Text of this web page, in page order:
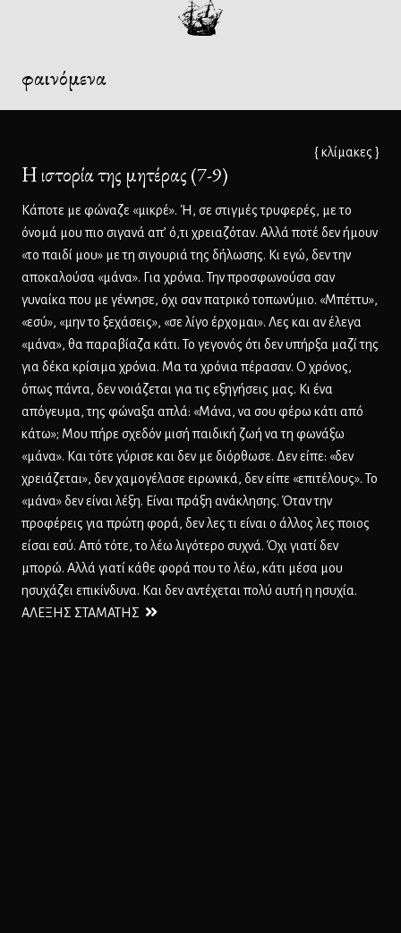
φαινόμενα
{ κλίμακες }
Η ιστορία της μητέρας (7-9)
Κάποτε με φώναζε «μικρέ». Ή, σε στιγμές τρυφερές, με το
όνομά μου πιο σιγανά απ’ ό,τι χρειαζόταν. Αλλά ποτέ δεν ήμουν
«το παιδί μου» με τη σιγουριά της δήλωσης. Κι εγώ, δεν την
αποκαλούσα «μάνα». Για χρόνια. Την προσφωνούσα σαν
γυναίκα που με γέννησε, όχι σαν πατρικό τοπωνύμιο. «Μπέττυ»,
«εσύ», «μην το ξεχάσεις», «σε λίγο έρχομαι». Λες και αν έλεγα
«μάνα», θα παραβίαζα κάτι. Το γεγονός ότι δεν υπήρξα μαζί της
για δέκα κρίσιμα χρόνια. Μα τα χρόνια πέρασαν. Ο χρόνος,
όπως πάντα, δεν νοιάζεται για τις εξηγήσεις μας. Κι ένα
απόγευμα, της φώναξα απλά: «Μάνα, να σου φέρω κάτι από
κάτω»; Μου πήρε σχεδόν μισή παιδική ζωή να τη φωνάξω
«μάνα». Και τότε γύρισε και δεν με διόρθωσε. Δεν είπε: «δεν
χρειάζεται», δεν χαμογέλασε ειρωνικά, δεν είπε «επιτέλους». Το
«μάνα» δεν είναι λέξη. Είναι πράξη ανάκλησης. Όταν την
προφέρεις για πρώτη φορά, δεν λες τι είναι ο άλλος λες ποιος
είσαι εσύ. Από τότε, το λέω λιγότερο συχνά. Όχι γιατί δεν
μπορώ. Αλλά γιατί κάθε φορά που το λέω, κάτι μέσα μου
ησυχάζει επικίνδυνα. Και δεν αντέχεται πολύ αυτή η ησυχία.
ΑΛΕΞΗΣ ΣΤΑΜΑΤΗΣ